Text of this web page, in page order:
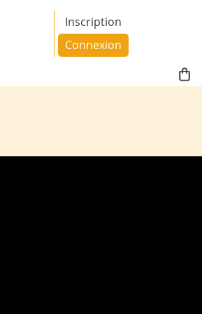
Inscription
Connexion